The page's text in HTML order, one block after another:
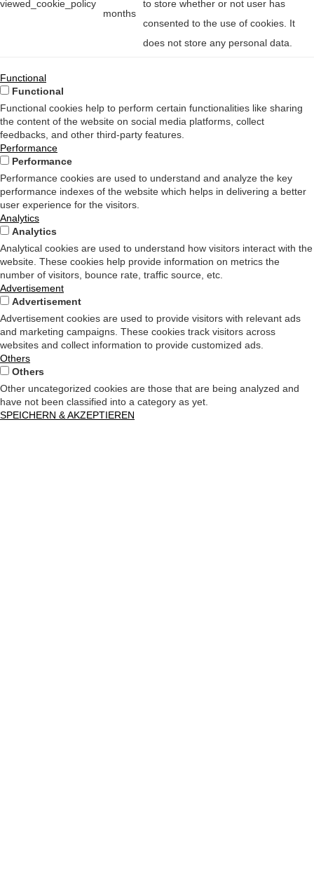
viewed_cookie_policy
months
to store whether or not user has
consented to the use of cookies. It
does not store any personal data.
Functional
Functional
Functional cookies help to perform certain functionalities like sharing
the content of the website on social media platforms, collect
feedbacks, and other third-party features.
Performance
Performance
Performance cookies are used to understand and analyze the key
performance indexes of the website which helps in delivering a better
user experience for the visitors.
Analytics
Analytics
Analytical cookies are used to understand how visitors interact with the
website. These cookies help provide information on metrics the
number of visitors, bounce rate, traffic source, etc.
Advertisement
Advertisement
Advertisement cookies are used to provide visitors with relevant ads
and marketing campaigns. These cookies track visitors across
websites and collect information to provide customized ads.
Others
Others
Other uncategorized cookies are those that are being analyzed and
have not been classified into a category as yet.
SPEICHERN & AKZEPTIEREN